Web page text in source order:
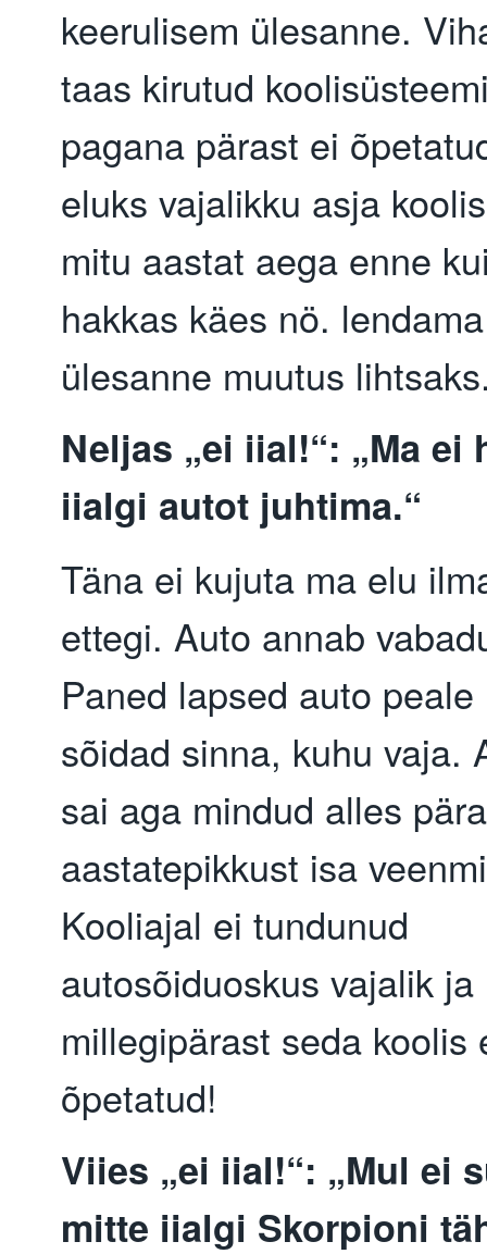
keerulisem ülesanne.
taas kirutud
pagana pärast ei
eluks vajalikku asja
mitu aastat aega enne
hakkas käes nö.
ülesanne muutus
Neljas „ei iial!“: „Ma ei
iialgi autot juhtima.“
Täna ei kujuta ma elu
ettegi. Auto annab
Paned lapsed auto peale
sõidad sinna, kuhu vaja.
sai aga mindud alles
aastatepikkust isa
Kooliajal ei tundunud
autosõiduoskus vajalik ja
millegipärast seda koolis
õpetatud!
Viies „ei iial!“: „Mul ei
mitte iialgi Skorpioni